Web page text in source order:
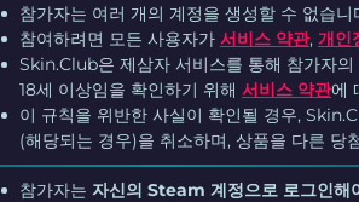
참가자는 여러 개의 계정을 생성할 수 없습니
참여하려면 모든 사용자가서비스 약관,개인
Skin.Club은 제삼자 서비스를 통해 참가자
18세 이상임을 확인하기 위해서비스 약관에
이 규칙을 위반한 사실이 확인될 경우,
(해당되는 경우)을 취소하며, 상품을 다른 당
참가자는자신의 Steam 계정으로 로그인해